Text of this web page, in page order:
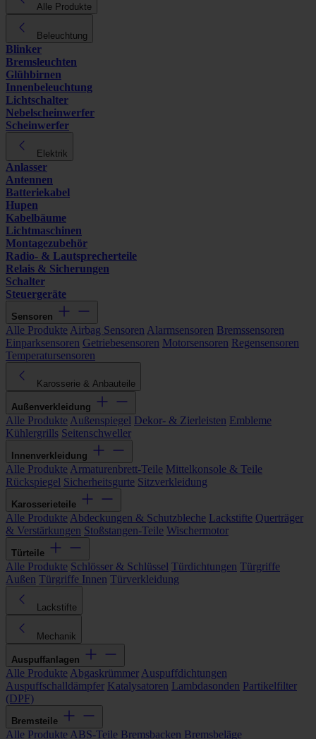
Alle Produkte
Beleuchtung
Blinker
Bremsleuchten
Glühbirnen
Innenbeleuchtung
Lichtschalter
Nebelscheinwerfer
Scheinwerfer
Elektrik
Anlasser
Antennen
Batteriekabel
Hupen
Kabelbäume
Lichtmaschinen
Montagezubehör
Radio- & Lautsprecherteile
Relais & Sicherungen
Schalter
Steuergeräte
Sensoren
Alle Produkte Airbag Sensoren Alarmsensoren Bremssensoren
Einparksensoren Getriebesensoren Motorsensoren Regensensoren
Temperatursensoren
Karosserie & Anbauteile
Außenverkleidung
Alle Produkte Außenspiegel Dekor- & Zierleisten Embleme
Kühlergrills Seitenschweller
Innenverkleidung
Alle Produkte Armaturenbrett-Teile Mittelkonsole & Teile
Rückspiegel Sicherheitsgurte Sitzverkleidung
Karosserieteile
Alle Produkte Abdeckungen & Schutzbleche Lackstifte Querträger
& Verstärkungen Stoßstangen-Teile Wischermotor
Türteile
Alle Produkte Schlösser & Schlüssel Türdichtungen Türgriffe
Außen Türgriffe Innen Türverkleidung
Lackstifte
Mechanik
Auspuffanlagen
Alle Produkte Abgaskrümmer Auspuffdichtungen
Auspuffschalldämpfer Katalysatoren Lambdasonden Partikelfilter
(DPF)
Bremsteile
Alle Produkte ABS-Teile Bremsbacken Bremsbeläge